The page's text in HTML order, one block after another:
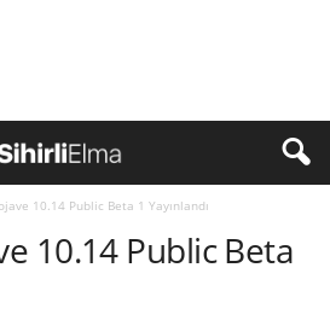
10.14 Public Beta 1 Yayınlandı
10.14 Public Beta